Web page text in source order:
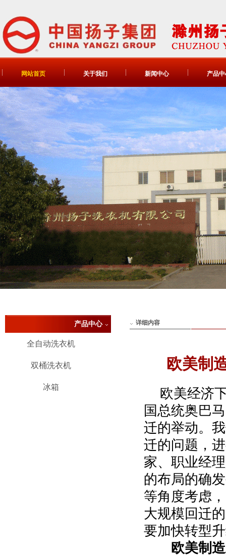
网站首页 关于我们 新闻中心 产品
产品中心
全自动洗衣机
双桶洗衣机
冰箱
详细内容
欧美制
欧美经济下
国总统奥巴
迁的举动。
迁的问题，
家、职业经
的布局的确
等角度考虑
大规模回迁
要加快转型
欧美制造